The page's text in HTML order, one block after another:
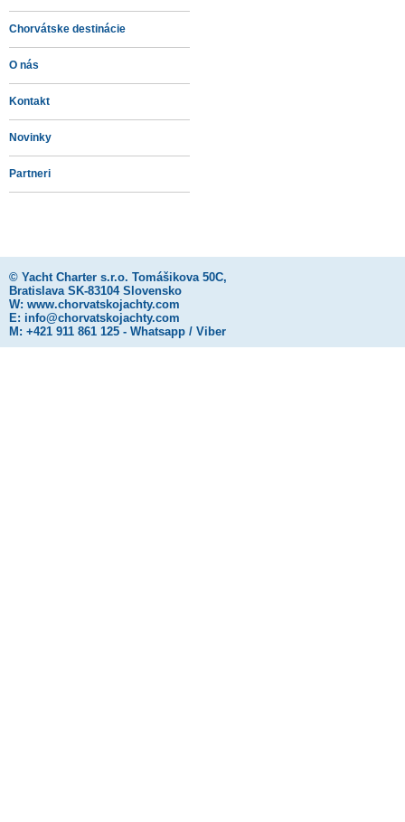
Chorvátske destinácie
O nás
Kontakt
Novinky
Partneri
© Yacht Charter s.r.o. Tomášikova 50C,
Bratislava SK-83104 Slovensko
W: www.chorvatskojachty.com
E: info@chorvatskojachty.com
M: +421 911 861 125 - Whatsapp / Viber